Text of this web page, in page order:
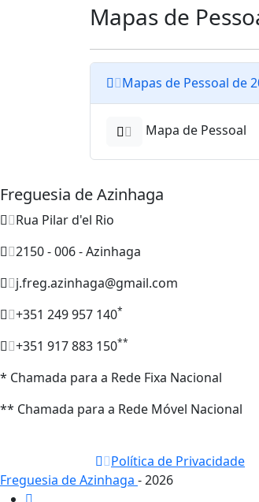
Mapas de
Mapas de Pessoal de
Mapa de Pessoal
Freguesia de Azinhaga
Rua Pilar d'el Rio
2150 - 006 - Azinhaga
j.freg.azinhaga@gmail.com
+351 249 957 140*
+351 917 883 150**
* Chamada para a Rede Fixa Nacional
** Chamada para a Rede Móvel Nacional
Política de Privacidade
Freguesia de Azinhaga - 2026